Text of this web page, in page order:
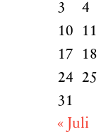
3
4
10
11
17
18
24
25
31
« Juli